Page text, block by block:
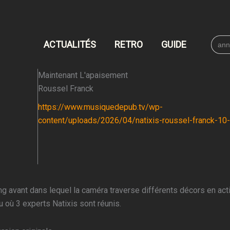
ACTUALITÉS RETRO GUIDE
for:
Maintenant L'apaisement
Roussel Franck
https://www.musiquedepub.tv/wp-
content/uploads/2026/04/natixis-roussel-franck-
avant dans lequel la caméra traverse différents décors en
où 3 experts Natixis sont réunis.